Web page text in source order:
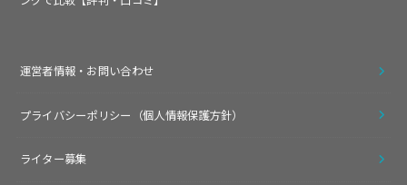
運営者情報・お問い合わせ
プライバシーポリシー（個人情報保護方針）
ライター募集